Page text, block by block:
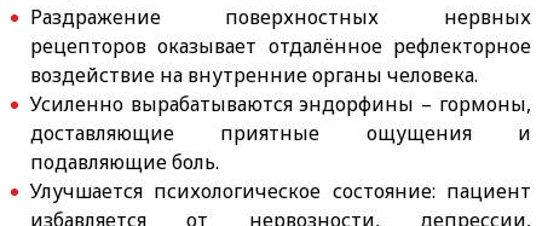
Раздражение поверхностных нервных
рецепторов оказывает отдалённое рефлекторное
воздействие на внутренние органы человека.
Усиленно вырабатываются эндорфины – гормоны,
доставляющие приятные ощущения и
подавляющие боль.
Улучшается психологическое состояние: пациент
избавляется от нервозности, депрессии,